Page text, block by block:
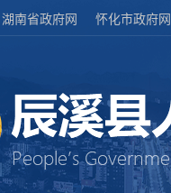
湖南省政府网 怀化市政府网